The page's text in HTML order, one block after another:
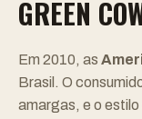
GREEN
Em 2010, as
Brasil. O
amargas, e o